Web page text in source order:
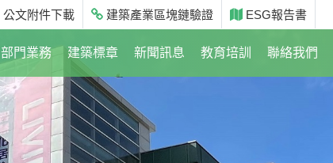
公文附件下載 建築產業區塊鏈驗證 ESG報告書
部門業務 建築標章 新聞訊息 教育培訓 聯絡我們